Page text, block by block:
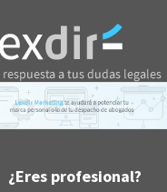
¿Eres profesional?